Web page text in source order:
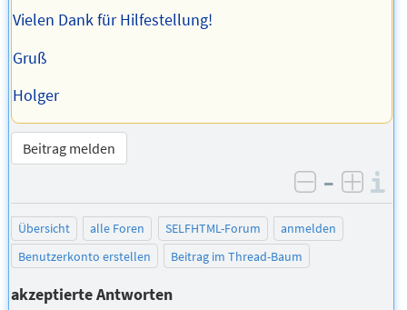
Vielen Dank für Hilfestellung!
Gruß
Holger
Beitrag melden
negativ
–
Übersicht alle Foren SELFHTML-Forum
anmelden
Benutzerkonto erstellen
Beitrag im Thread-Baum
akzeptierte Antworten